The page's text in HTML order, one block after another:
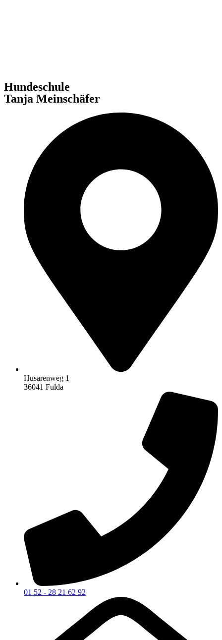
Hundeschule
Tanja Meinschäfer
Husarenweg 1
36041 Fulda
01 52 - 28 21 62 92